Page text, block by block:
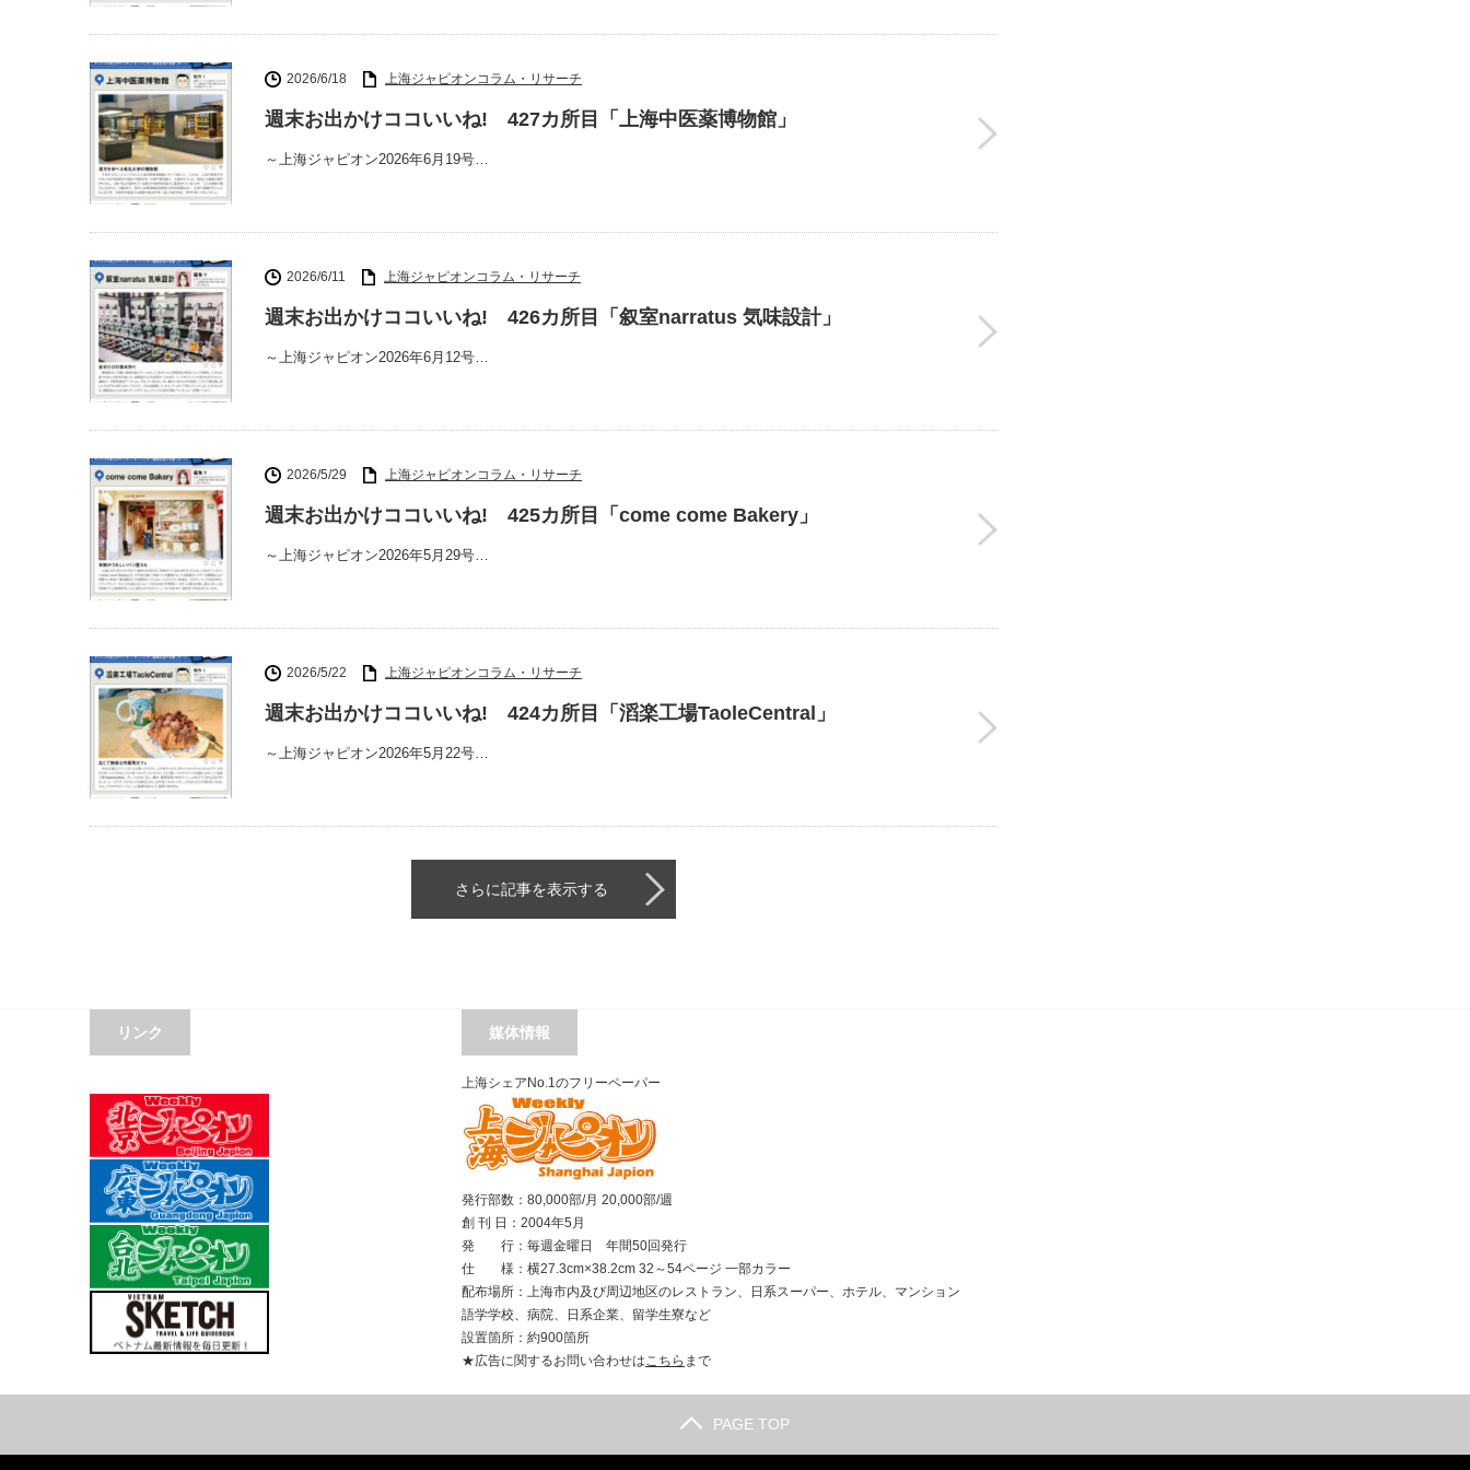
2026/6/18 上海ジャピオンコラム・リサーチ
週末お出かけココいいね! 427カ所目「上海中医薬博物館」
～上海ジャピオン2026年6月19号…
2026/6/11 上海ジャピオンコラム・リサーチ
週末お出かけココいいね! 426カ所目「叙室narratus 気味設計」
～上海ジャピオン2026年6月12号…
2026/5/29 上海ジャピオンコラム・リサーチ
週末お出かけココいいね! 425カ所目「come come Bakery」
～上海ジャピオン2026年5月29号…
2026/5/22 上海ジャピオンコラム・リサーチ
週末お出かけココいいね! 424カ所目「滔楽工場TaoleCentral」
～上海ジャピオン2026年5月22号…
さらに記事を表示する
リンク 媒体情報
上海シェアNo.1のフリーペーパー
発行部数：80,000部/月 20,000部/週
創 刊 日：2004年5月
発 行：毎週金曜日 年間50回発行
仕 様：横27.3cm×38.2cm 32～54ページ 一部カラー
配布場所：上海市内及び周辺地区のレストラン、日系スーパー、ホテル、マンション
語学学校、病院、日系企業、留学生寮など
設置箇所：約900箇所
★広告に関するお問い合わせはこちら まで
PAGE TOP